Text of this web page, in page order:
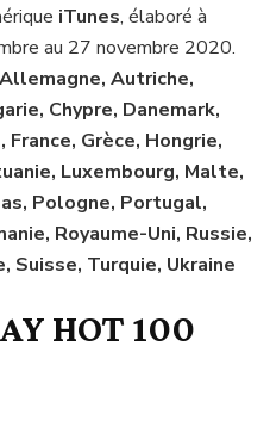
iTunes, élaboré à
au 27 novembre 2020.
Allemagne, Autriche,
Chypre, Danemark,
Grèce, Hongrie,
Luxembourg, Malte,
Pologne, Portugal,
Royaume-Uni, Russie,
Suisse, Turquie, Ukraine
HOT 100